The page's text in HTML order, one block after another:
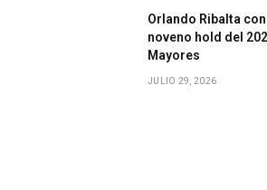
Orlando Ribalta
noveno hold del
Mayores
JULIO 29, 2026